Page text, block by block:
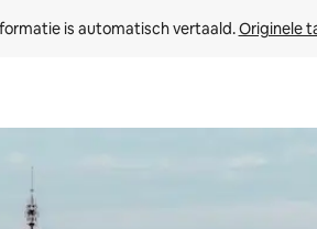
is automatisch vertaald. Originele